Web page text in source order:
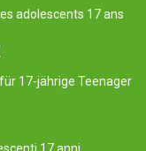
adolescents 17 ans
17-jährige Teenager